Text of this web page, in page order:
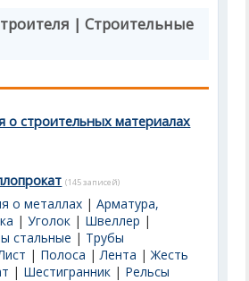
| Строительные
о строительных материалах
(145 записей)
о металлах |Арматура,
|Уголок | Швеллер |
стальные | Трубы
| Полоса |Лента |Жесть
| Шестигранник | Рельсы